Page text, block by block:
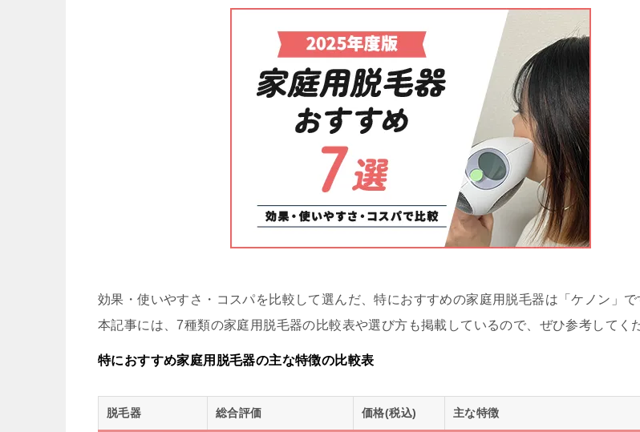
効果・使いやすさ・コスパを比較して選んだ、特におすすめの家庭用脱毛器は「ケノン」で
本記事には、7種類の家庭用脱毛器の比較表や選び方も掲載しているので、ぜひ参考してく
特におすすめ家庭用脱毛器の主な特徴の比較表
脱毛器 総合評価 価格(税込) 主な特徴